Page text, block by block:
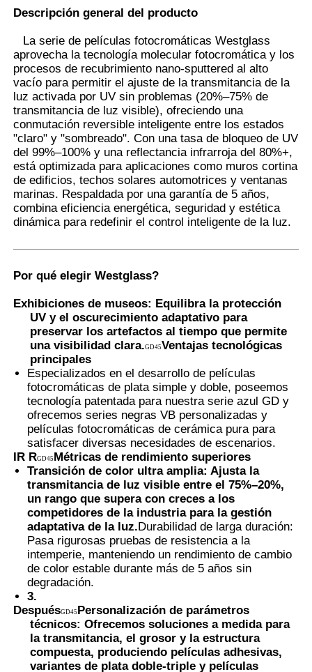
Sobre nosotros
Visita a la fábrica
Control de Calidad
Contacto
noticias
Solicitar una cotización
Película de la protección de la pintura del coche
Película PDLC inteligente
Tinte Nano Cerámico Transparente
Película fotocromática
Tinta para ventanas de automóviles
Vidrio Pdlc inteligente
Película PNLC
Intercapa de vidrio laminado PVB
Descripción general del producto
La serie de películas fotocromáticas Westglass
aprovecha la tecnología molecular fotocromática y los
procesos de recubrimiento nano-sputtered al alto
vacío para permitir el ajuste de la transmitancia de la
luz activada por UV sin problemas (20%–75% de
transmitancia de luz visible), ofreciendo una
conmutación reversible inteligente entre los estados
"claro" y "sombreado". Con una tasa de bloqueo de UV
del 99%–100% y una reflectancia infrarroja del 80%+,
está optimizada para aplicaciones como muros cortina
de edificios, techos solares automotrices y ventanas
marinas. Respaldada por una garantía de 5 años,
combina eficiencia energética, seguridad y estética
dinámica para redefinir el control inteligente de la luz.
Por qué elegir Westglass?
Exhibiciones de museos: Equilibra la protección
UV y el oscurecimiento adaptativo para
preservar los artefactos al tiempo que permite
una visibilidad clara.GD45Ventajas tecnológicas
principales
Especializados en el desarrollo de películas
fotocromáticas de plata simple y doble, poseemos
tecnología patentada para nuestra serie azul GD y
ofrecemos series negras VB personalizadas y
películas fotocromáticas de cerámica pura para
satisfacer diversas necesidades de escenarios.
IR RGD45 Métricas de rendimiento superiores
Transición de color ultra amplia: Ajusta la
transmitancia de luz visible entre el 75%–20%,
un rango que supera con creces a los
competidores de la industria para la gestión
adaptativa de la luz. Durabilidad de larga duración:
Pasa rigurosas pruebas de resistencia a la
intemperie, manteniendo un rendimiento de cambio
de color estable durante más de 5 años sin
degradación.
3.
DespuésGD45 Personalización de parámetros
técnicos: Ofrecemos soluciones a medida para
la transmitancia, el grosor y la estructura
compuesta, produciendo películas adhesivas,
variantes de plata doble-triple y películas